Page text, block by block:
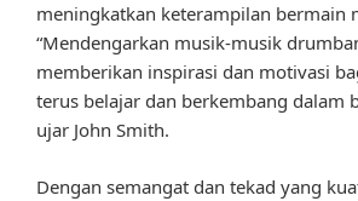
meningkatkan keterampilan bermain
“Mendengarkan musik-musik
memberikan inspirasi dan motivasi
terus belajar dan berkembang dalam
ujar John Smith.
Dengan semangat dan tekad yang